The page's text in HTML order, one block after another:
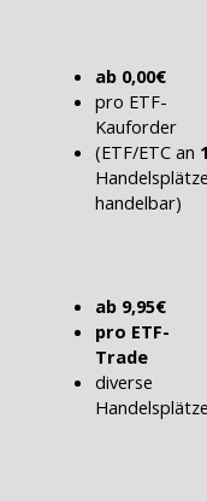
ab 0,00€
pro ETF-
Kauforder
(ETF/ETC an
handelbar)
ab 9,95€
pro ETF-
Trade
diverse